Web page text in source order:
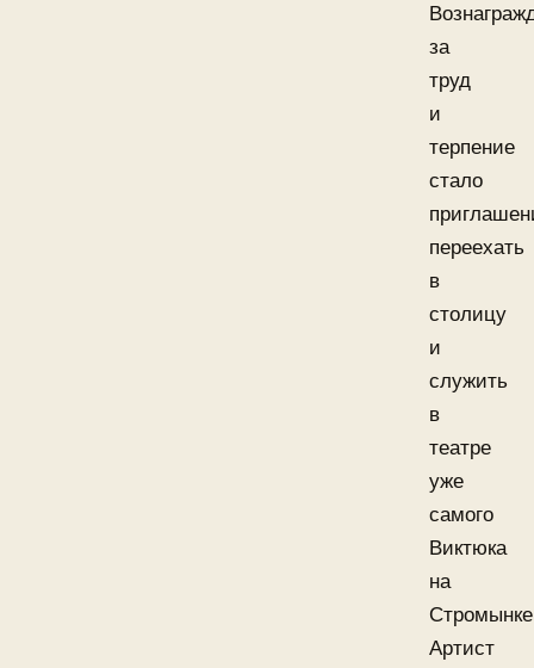
за
труд
и
терпение
стало
переехать
в
столицу
и
служить
в
театре
уже
самого
Виктюка
на
Артист